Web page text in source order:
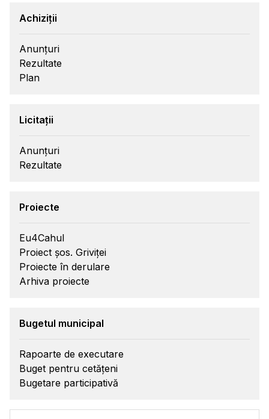
Achiziții
Anunțuri
Rezultate
Plan
Licitații
Anunțuri
Rezultate
Proiecte
Eu4Cahul
Proiect șos. Griviței
Proiecte în derulare
Arhiva proiecte
Bugetul municipal
Rapoarte de executare
Buget pentru cetățeni
Bugetare participativă